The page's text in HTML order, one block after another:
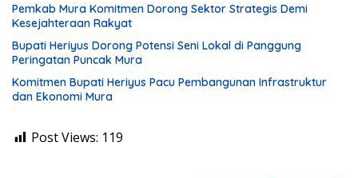
Pemkab Mura Komitmen Dorong Sektor Strategis Demi
Kesejahteraan Rakyat
Bupati Heriyus Dorong Potensi Seni Lokal di Panggung
Peringatan Puncak Mura
Komitmen Bupati Heriyus Pacu Pembangunan Infrastruktur
dan Ekonomi Mura
Post Views: 119